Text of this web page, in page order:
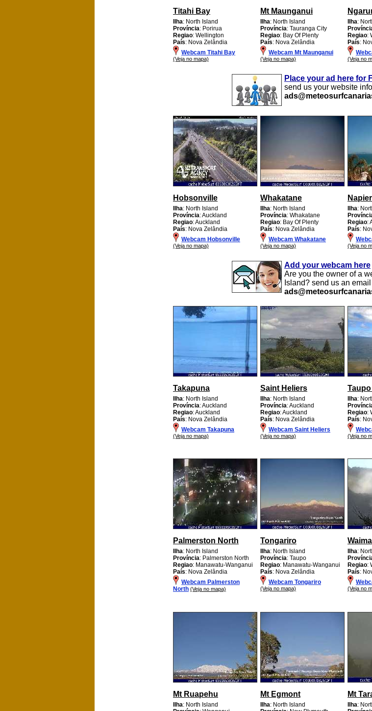
Titahi Bay
Ilha: North Island
Província: Porirua
Regiao: Wellington
País: Nova Zelândia
Webcam Titahi Bay
(Veja no mapa)
Mt Maunganui
Ilha: North Island
Província: Tauranga City
Regiao: Bay Of Plenty
País: Nova Zelândia
Webcam Mt Maunganui
(Veja no mapa)
Ilha:
Regiao:
País:
(Veja no
Place your ad here for
send us your website
Hobsonville
Ilha: North Island
Província: Auckland
Regiao: Auckland
País: Nova Zelândia
Webcam Hobsonville
(Veja no mapa)
Whakatane
Ilha: North Island
Província: Whakatane
Regiao: Bay Of Plenty
País: Nova Zelândia
Webcam Whakatane
(Veja no mapa)
Ilha:
Regiao:
País:
(Veja no
Add your webcam here
Are you the owner of a
Island? send us an
Takapuna
Ilha: North Island
Província: Auckland
Regiao: Auckland
País: Nova Zelândia
Webcam Takapuna
(Veja no mapa)
Saint Heliers
Ilha: North Island
Província: Auckland
Regiao: Auckland
País: Nova Zelândia
Webcam Saint Heliers
(Veja no mapa)
Ilha:
Regiao:
País:
(Veja no
Palmerston North
Ilha: North Island
Província: Palmerston North
Regiao: Manawatu-Wanganui
País: Nova Zelândia
Webcam Palmerston
North (Veja no mapa)
Tongariro
Ilha: North Island
Província: Taupo
Regiao: Manawatu-Wanganui
País: Nova Zelândia
Webcam Tongariro
(Veja no mapa)
Ilha:
Regiao:
País:
(Veja no
Mt Ruapehu
Ilha: North Island
Mt Egmont
Ilha: North Island
Mt
Ilha: